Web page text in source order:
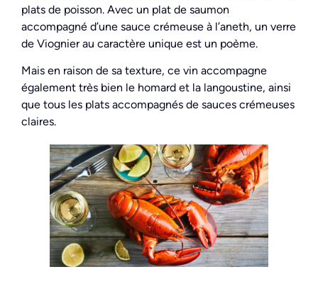
plats de poisson. Avec un plat de saumon
accompagné d’une sauce crémeuse à l’aneth, un verre
de Viognier au caractère unique est un poème.
Mais en raison de sa texture, ce vin accompagne
également très bien le homard et la langoustine, ainsi
que tous les plats accompagnés de sauces crémeuses
claires.